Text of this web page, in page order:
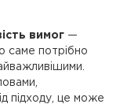
вимог —
саме потрібно
підходу, це може